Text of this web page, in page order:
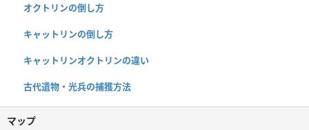
オクトリンの倒し方
キャットリンの倒し方
キャットリンオクトリンの違い
古代遺物・光兵の捕獲方法
マップ